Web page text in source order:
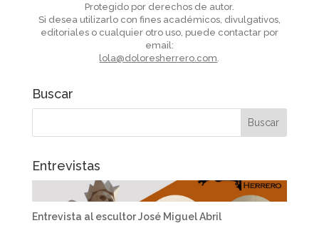
Protegido por derechos de autor.
Si desea utilizarlo con fines académicos, divulgativos,
editoriales o cualquier otro uso, puede contactar por
email:
lola@doloresherrero.com
Buscar
Entrevistas
Entrevista al escultor José Miguel Abril